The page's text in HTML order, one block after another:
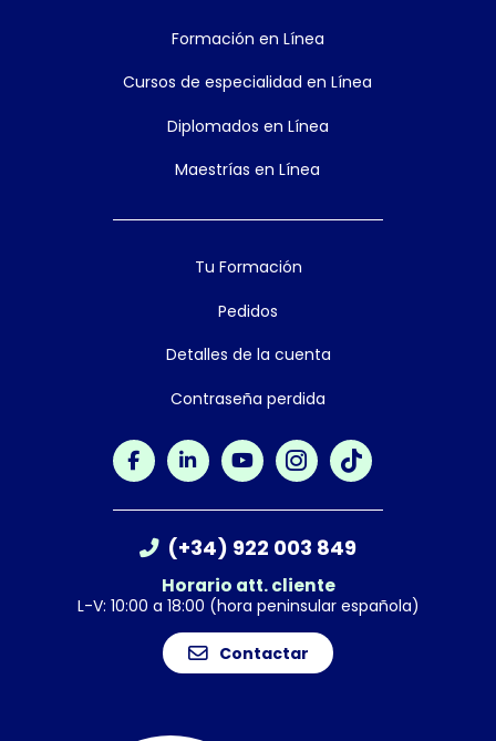
Formación en Línea
Cursos de especialidad en Línea
Diplomados en Línea
Maestrías en Línea
Tu Formación
Pedidos
Detalles de la cuenta
Contraseña perdida
(+34) 922 003 849
Horario att. cliente
L-V: 10:00 a 18:00 (hora peninsular española)
Contactar